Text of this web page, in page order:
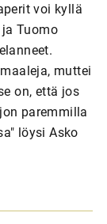
voi kyllä
Tuomo
muttei
on, että jos
paremmilla
löysi Asko